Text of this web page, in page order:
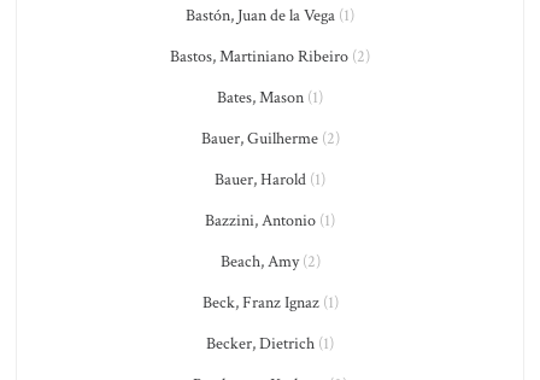
Bastón, Juan de la Vega (1)
Bastos, Martiniano Ribeiro (2)
Bates, Mason (1)
Bauer, Guilherme(2)
Bauer, Harold (1)
Bazzini, Antonio (1)
Beach, Amy(2)
Beck, Franz Ignaz(1)
Becker, Dietrich (1)